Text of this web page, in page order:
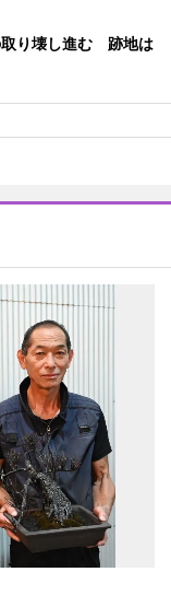
取り壊し進む 跡地は